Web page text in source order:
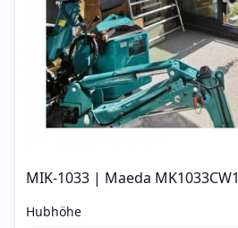
MIK-1033 | Maeda MK1033CW1
Hubhöhe